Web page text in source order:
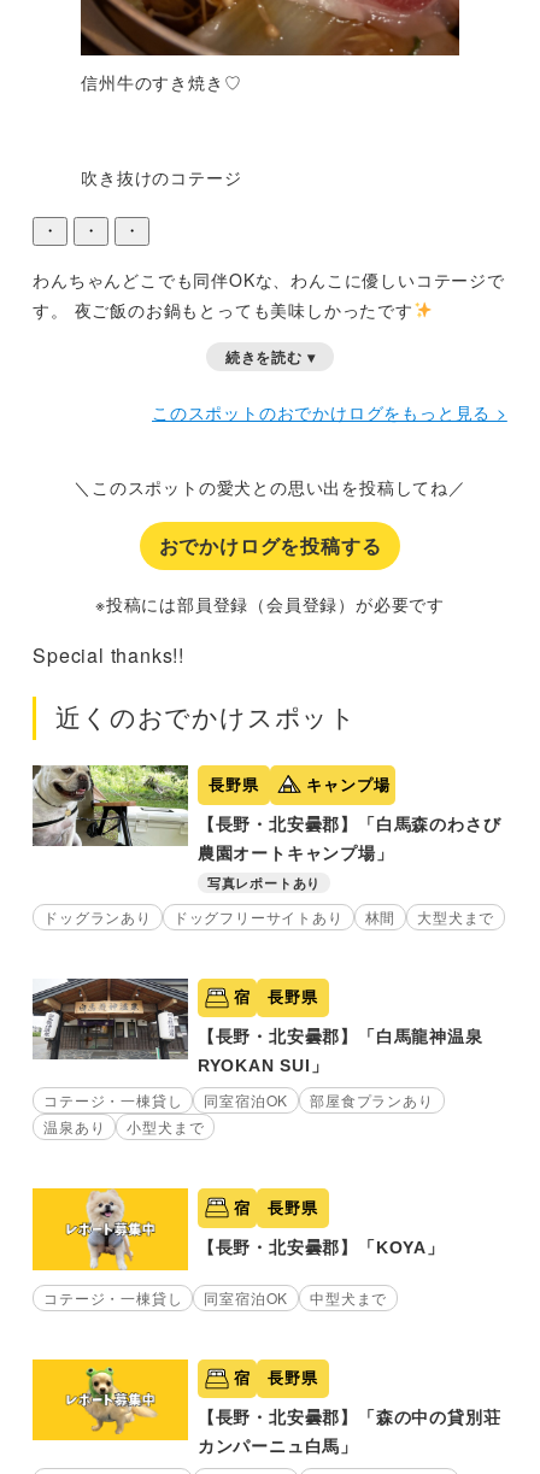
信州牛のすき焼き♡
吹き抜けのコテージ
・ ・ ・
わんちゃんどこでも同伴OKな、わんこに優しいコテージで
す。
夜ご飯のお鍋もとっても美味しかったです
続きを読む ▾
このスポットのおでかけログをもっと見る >
＼このスポットの愛犬との思い出を投稿してね／
おでかけログを投稿する
※投稿には部員登録（会員登録）が必要です
Special thanks!!
近くのおでかけスポット
長野県 キャンプ場
【長野・北安曇郡】「白馬森のわさび
農園オートキャンプ場」
写真レポートあり
ドッグランあり ドッグフリーサイトあり 林間 大型犬まで
宿 長野県
【長野・北安曇郡】「白馬龍神温泉
RYOKAN SUI」
コテージ・一棟貸し 同室宿泊OK
部屋食プランあり
温泉あり
小型犬まで
宿 長野県
【長野・北安曇郡】「KOYA」
コテージ・一棟貸し 同室宿泊OK 中型犬まで
宿 長野県
【長野・北安曇郡】「森の中の貸別荘
カンパーニュ白馬」